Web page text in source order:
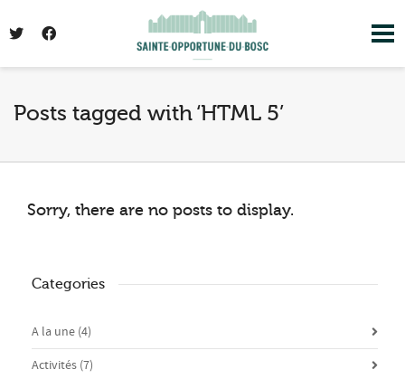
I'm looking for productin a size
. Show
me thecolouritems.
Posts tagged with ‘HTML 5’
Sorry, there are no posts to display.
Categories
A la une (4)
Activités (7)